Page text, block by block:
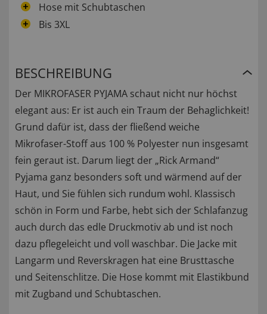
Hose mit Schubtaschen
Bis 3XL
BESCHREIBUNG
Der MIKROFASER PYJAMA schaut nicht nur höchst
elegant aus: Er ist auch ein Traum der Behaglichkeit!
Grund dafür ist, dass der fließend weiche
Mikrofaser-Stoff aus 100 % Polyester nun insgesamt
fein geraut ist. Darum liegt der „Rick Armand“
Pyjama ganz besonders soft und wärmend auf der
Haut, und Sie fühlen sich rundum wohl. Klassisch
schön in Form und Farbe, hebt sich der Schlafanzug
auch durch das edle Druckmotiv ab und ist noch
dazu pflegeleicht und voll waschbar. Die Jacke mit
Langarm und Reverskragen hat eine Brusttasche
und Seitenschlitze. Die Hose kommt mit Elastikbund
mit Zugband und Schubtaschen.